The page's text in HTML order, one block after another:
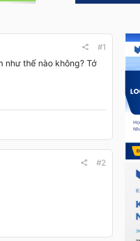
#1
như thế nào không? Tớ
#2